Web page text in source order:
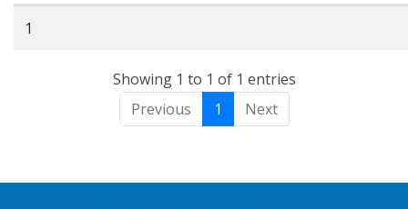
1
Showing 1 to 1 of 1 entries
Previous
1 Next